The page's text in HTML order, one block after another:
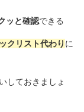
ッと確認できる
クリスト代わり に
しておきましょ